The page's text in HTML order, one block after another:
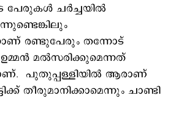
പേരുകള്‍ ചര്‍ച്ചയില്‍
രണ്ടുപേരും തന്നോട്
മല്‍സരിക്കുമെന്നത്
പുതുപ്പള്ളിയില്‍ ആരാണ്
തീരുമാനിക്കാമെന്നും ചാണ്ടി